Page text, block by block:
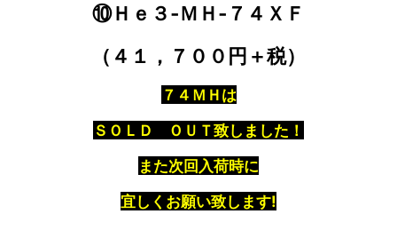
⑩Ｈｅ３‐ＭＨ‐７４ＸＦ
（４１，７００円＋税）
７４ＭＨは
ＳＯＬＤ ＯＵＴ致しました！
また次回入荷時に
宜しくお願い致します!